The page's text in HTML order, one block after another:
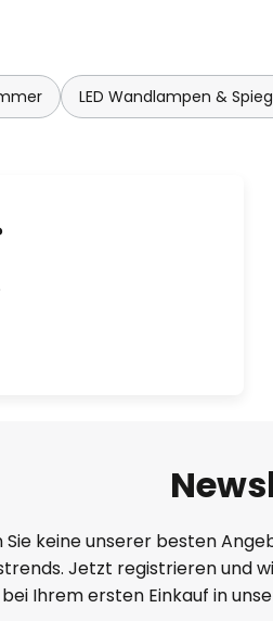
LED Wandlampen &
Sie keine unserer besten
Jetzt registrieren und
bei Ihrem ersten Einkauf in